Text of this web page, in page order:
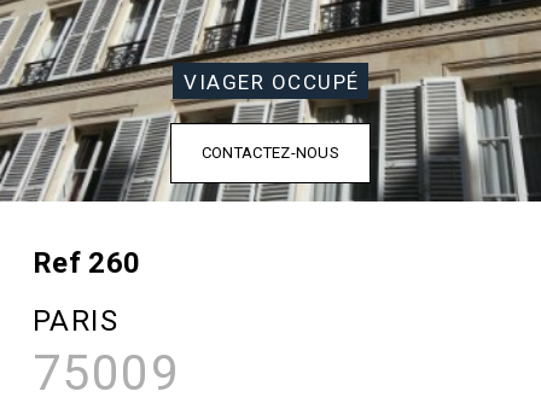
VIAGER OCCUPÉ
CONTACTEZ-NOUS
Ref 260
PARIS
75009